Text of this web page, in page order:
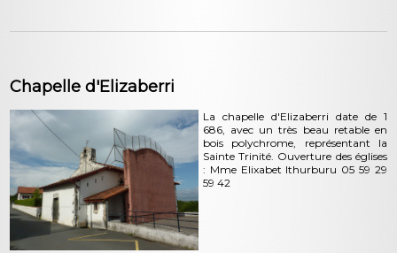
Chapelle d'Elizaberri
La chapelle d'Elizaberri date de 1
686, avec un très beau retable en
bois polychrome, représentant la
Sainte Trinité. Ouverture des églises
: Mme Elixabet Ithurburu 05 59 29
59 42